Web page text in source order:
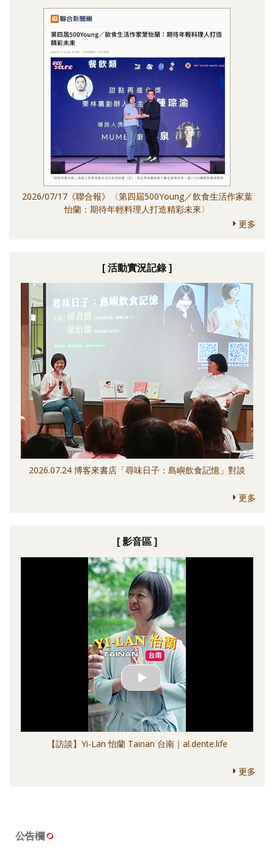
2026/07/17《聯合報》〈第四屆500Young／飲食生活作家葉
怡蘭：期待年輕料理人打造精彩未來〉
更多
[ 活動實況記錄 ]
2026.07.24 博客來書店「尋味日子：島嶼飲食記憶」對談
更多
[ 影音區 ]
【訪談】Yi-Lan 怡蘭 Tainan 台南｜al.dente.life
更多
公告欄